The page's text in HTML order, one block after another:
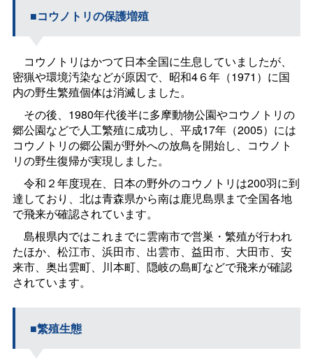
■コウノトリの保護増殖
コウノトリはかつて日本全国に生息していましたが、
密猟や環境汚染などが原因で、昭和4６年（1971）に国
内の野生繁殖個体は消滅しました。
その後、1980年代後半に多摩動物公園やコウノトリの
郷公園などで人工繁殖に成功し、平成17年（2005）には
コウノトリの郷公園が野外への放鳥を開始し、コウノト
リの野生復帰が実現しました。
令和２年度現在、日本の野外のコウノトリは200羽に到
達しており、北は青森県から南は鹿児島県まで全国各地
で飛来が確認されています。
島根県内ではこれまでに雲南市で営巣・繁殖が行われ
たほか、松江市、浜田市、出雲市、益田市、大田市、安
来市、奥出雲町、川本町、隠岐の島町などで飛来が確認
されています。
■繁殖生態